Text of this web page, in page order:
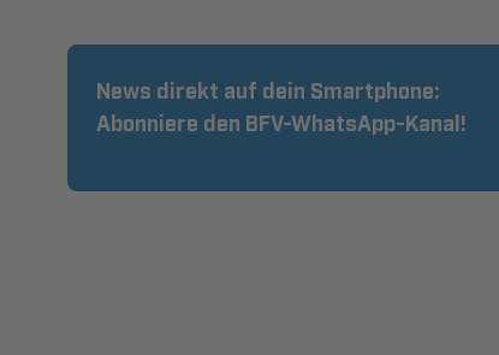
News direkt auf dein Smartphone:
Abonniere den BFV-WhatsApp-Kanal!